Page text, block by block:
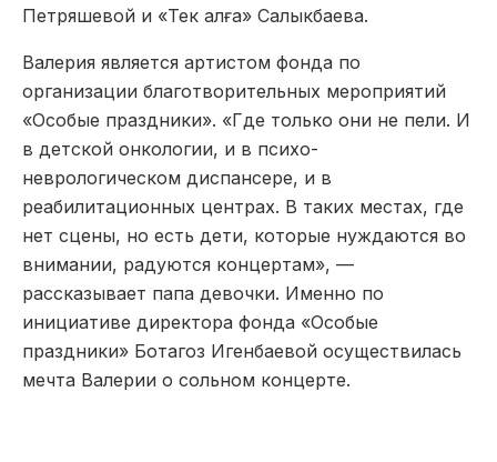
Петряшевой и «Тек алға» Салыкбаева.
Валерия является артистом фонда по
организации благотворительных мероприятий
«Особые праздники». «Где только они не пели. И
в детской онкологии, и в психо-
неврологическом диспансере, и в
реабилитационных центрах. В таких местах, где
нет сцены, но есть дети, которые нуждаются во
внимании, радуются концертам», —
рассказывает папа девочки. Именно по
инициативе директора фонда «Особые
праздники» Ботагоз Игенбаевой осуществилась
мечта Валерии о сольном концерте.